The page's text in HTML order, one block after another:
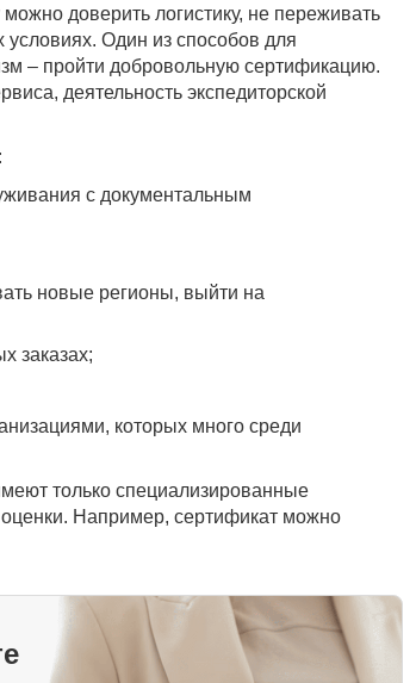
доверить логистику, не переживать
условиях. Один из способов для
– пройти добровольную сертификацию.
деятельность экспедиторской
с документальным
новые регионы, выйти на
заказах;
которых много среди
только специализированные
Например, сертификат можно